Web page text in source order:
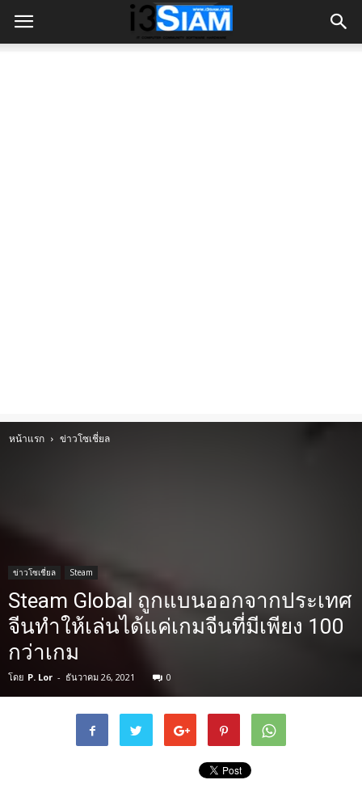
หน้าแรก ข่าวโซเชี่ยล
ข่าวโซเชี่ยล Steam
Steam Global ถูกแบนออกจากประเทศ
จีนทำให้เล่นได้แค่เกมจีนที่มีเพียง 100
กว่าเกม
โดย P. Lor - ธันวาคม 26, 2021 0